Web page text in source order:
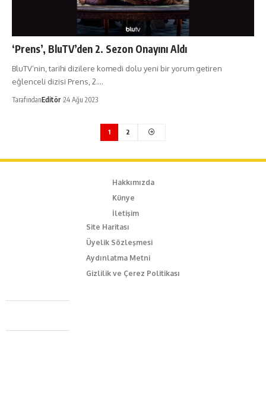
‘Prens’, BluTV’den 2. Sezon Onayını Aldı
BluTV’nin, tarihi dizilere komedi dolu yeni bir yorum getiren
eğlenceli dizisi Prens, 2.…
TarafındanEditör 24 Ağu 2023
1 2
Hakkımızda
Künye
İletişim
Site Haritası
Üyelik Sözleşmesi
Aydınlatma Metni
Gizlilik ve Çerez Politikası
Caferağa Mah. Dr. Şakir Paşa Sok. No3/A Kadıköy İstanbul
+90 543 345 46 00